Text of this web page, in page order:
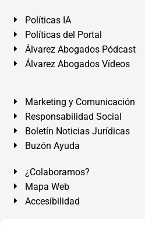
Políticas IA
Políticas del Portal
Álvarez Abogados Pódcast
Álvarez Abogados Vídeos
Marketing y Comunicación
Responsabilidad Social
Boletín Noticias Jurídicas
Buzón Ayuda
¿Colaboramos?
Mapa Web
Accesibilidad